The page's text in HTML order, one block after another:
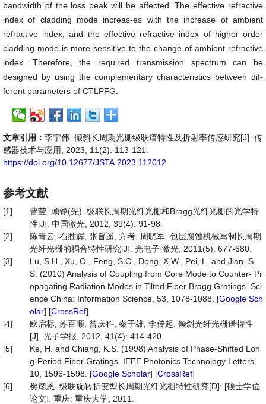
bandwidth of the loss peak will be affected. The effective refractive
index of cladding mode increas-es with the increase of ambient
refractive index, and the effective refractive index of higher order
cladding mode is more sensitive to the change of ambient refractive
index. Therefore, the required transmission spectrum can be
designed by using the complementary characteristics between dif-
ferent parameters of CTLPFG.
文章引用： 李宁伟. 倾斜长周期光栅级联谱特性及折射率传感研究[J]. 传
感器技术与应用, 2023, 11(2): 113-121.
https://doi.org/10.12677/JSTA.2023.112012
参考文献
[1]
曹莹, 顾铮(先). 级联长周期光纤光栅和Bragg光纤光栅的光学特
性[J]. 中国激光, 2012, 39(4): 91-98.
[2]
陈青云, 石胜辉, 张旨遥, 方考, 周晓军. 包层腐蚀机械写制长周期
光纤光栅的耦合特性研究[J]. 光电子∙激光, 2011(5): 677-680.
[3]
Lu, S.H., Xu, O., Feng, S.C., Dong, X.W., Pei, L. and Jian, S.
S. (2010) Analysis of Coupling from Core Mode to Counter- Pr
opagating Radiation Modes in Tilted Fiber Bragg Gratings. Sci
ence China: Information Science, 53, 1078-1088. [Google Sch
olar] [CrossRef]
[4]
欧启标, 苏百顺, 曾庆科, 秦子雄, 李传起. 倾斜光纤光栅谱特性
[J]. 光子学报, 2012, 41(4): 414-420.
[5]
Ke, H. and Chiang, K.S. (1998) Analysis of Phase-Shifted Lon
g-Period Fiber Gratings. IEEE Photonics Technology Letters,
10, 1596-1598. [Google Scholar] [CrossRef]
[6]
樊彦恩. 级联旋转折变型长周期光纤光栅特性研究[D]: [硕士学位
论文]. 重庆: 重庆大学, 2011.